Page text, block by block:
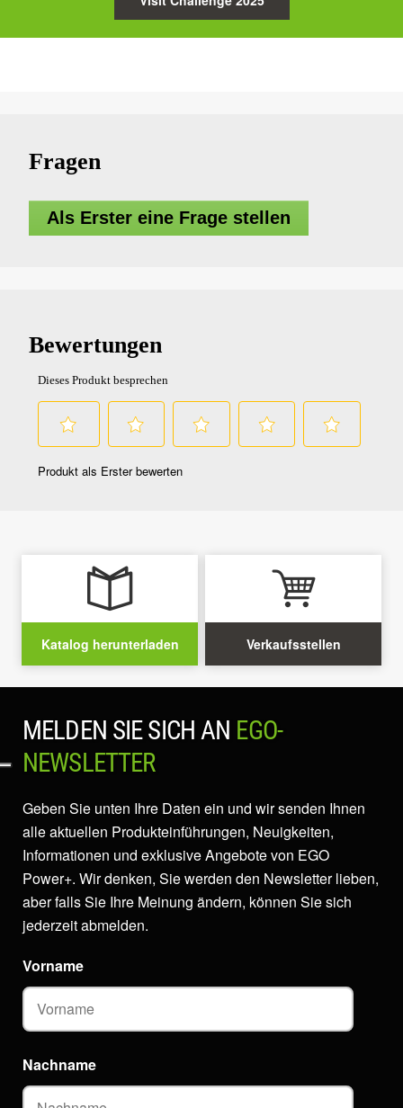
Fragen
Als Erster eine Frage stellen
Katalog herunterladen Verkaufsstellen
MELDEN SIE SICH AN EGO-
NEWSLETTER
Geben Sie unten Ihre Daten ein und wir senden Ihnen
alle aktuellen Produkteinführungen, Neuigkeiten,
Informationen und exklusive Angebote von EGO
Power+. Wir denken, Sie werden den Newsletter lieben,
aber falls Sie Ihre Meinung ändern, können Sie sich
jederzeit abmelden.
Vorname
Nachname